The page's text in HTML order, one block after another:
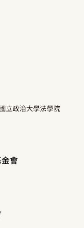
立政治大學法學院
會